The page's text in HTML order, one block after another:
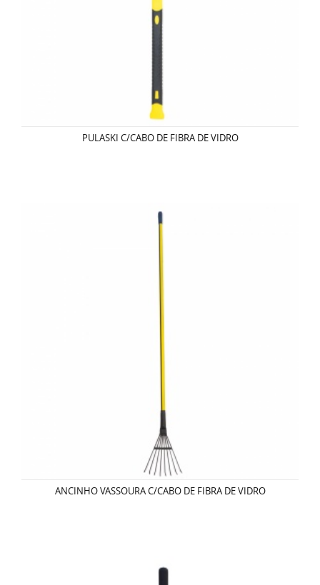
PULASKI C/CABO DE FIBRA DE VIDRO
ANCINHO VASSOURA C/CABO DE FIBRA DE VIDRO